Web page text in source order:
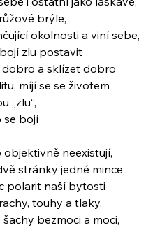
brýle,
okolnosti a viní sebe,
zlu postavit
dobro a sklízet dobro
míjí se se životem
„zlu“,
se bojí
objektivně neexistují,
stránky jedné mince,
polarit naší bytosti
touhy a tlaky,
bezmoci a moci,